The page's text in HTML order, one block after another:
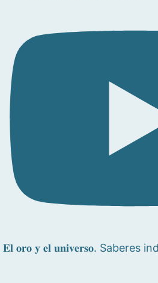
𝐄𝐥 𝐨𝐫𝐨 𝐲 𝐞𝐥 𝐮𝐧𝐢𝐯𝐞𝐫𝐬𝐨. Saberes